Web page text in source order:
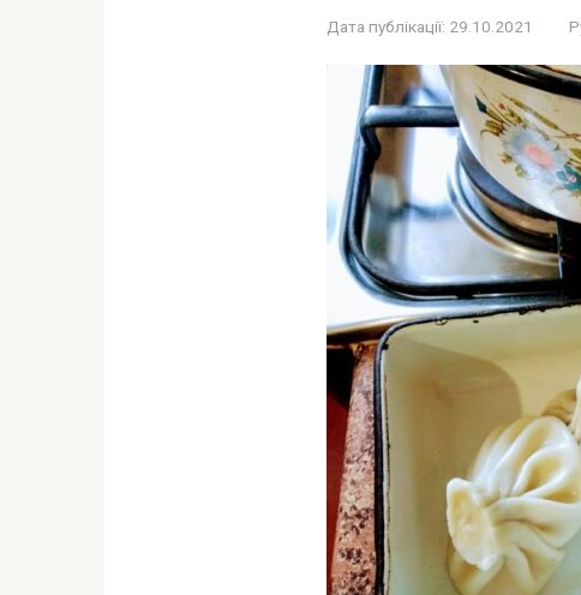
Дата публікації: 29.10.2021